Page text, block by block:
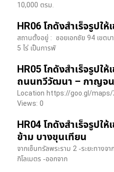
10,000 ตรม.
HR06 โกดังสำเร็จรูปใ
สถานตั้งอยู่ : ซอยเอกชัย 94 เขต
5 ไร่ เป็นการพั
HR05 โกดังสำเร็จรูป
ถนนทวีวัฒนา – กาญจ
Location https://goo.gl/
Views: 0
HR04 โกดังสำเร็จรูปใ
ข้าม บางขุนเทียน
จากเซ็นทรัลพระราม 2 -ระยะทางจ
กิโลเมตร -ออกจาก